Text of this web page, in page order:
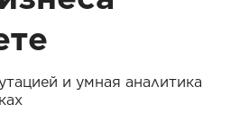
и умная аналитика